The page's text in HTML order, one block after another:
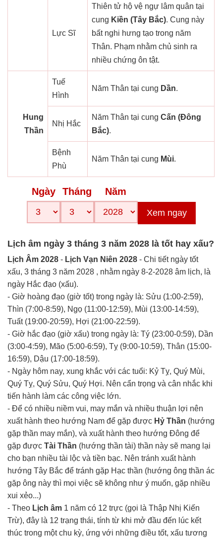
Lực Sĩ
Thiên tử hộ vệ ngự lâm quân tại
cung Kiền (Tây Bắc). Cung này
bất nghi hưng tạo trong năm
Thân. Phạm nhằm chủ sinh ra
nhiều chứng ôn tật.
Hung
Thần
Tuế
Hình
Năm Thân tại cung Dần.
Nhị Hắc
Năm Thân tại cung Cấn (Đông
Bắc).
Bệnh
Phù
Năm Thân tại cung Mùi.
Ngày Tháng Năm
Xem ngay
Lịch âm ngày 3 tháng 3 năm 2028 là tốt hay xấu?
Lịch Âm 2028 - Lịch Vạn Niên 2028 - Chi tiết ngày tốt
xấu, 3 tháng 3 năm 2028 , nhằm ngày 8-2-2028 âm lịch, là
ngày Hắc đạo (xấu).
- Giờ hoàng đạo (giờ tốt) trong ngày là: Sửu (1:00-2:59),
Thìn (7:00-8:59), Ngọ (11:00-12:59), Mùi (13:00-14:59),
Tuất (19:00-20:59), Hợi (21:00-22:59).
- Giờ hắc đạo (giờ xấu) trong ngày là: Tý (23:00-0:59), Dần
(3:00-4:59), Mão (5:00-6:59), Tỵ (9:00-10:59), Thân (15:00-
16:59), Dậu (17:00-18:59).
- Ngày hôm nay, xung khắc với các tuổi: Kỷ Tỵ, Quý Mùi,
Quý Tỵ, Quý Sửu, Quý Hợi. Nên cẩn trọng và cân nhắc khi
tiến hành làm các công việc lớn.
- Để có nhiều niềm vui, may mắn và nhiều thuận lợi nên
xuất hành theo hướng Nam để gặp được Hỷ Thần (hướng
gặp thần may mắn), và xuất hành theo hướng Đông để
gặp được Tài Thần (hướng thần tài) thần này sẽ mang lại
cho bạn nhiều tài lộc và tiền bạc. Nên tránh xuất hành
hướng Tây Bắc để tránh gặp Hạc thần (hướng ông thần ác
gặp ông này thì mọi việc sẽ không như ý muốn, gặp nhiều
xui xẻo...)
- Theo Lịch âm 1 năm có 12 trực (gọi là Thập Nhị Kiến
Trừ), đây là 12 trạng thái, tính từ khi mở đầu đến lúc kết
thúc trong một chu kỳ, ứng với những điều tốt, xấu tương